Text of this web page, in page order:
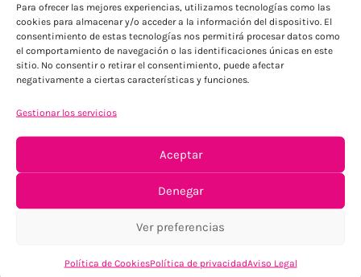
Para ofrecer las mejores experiencias, utilizamos tecnologías como las
cookies para almacenar y/o acceder a la información del dispositivo. El
consentimiento de estas tecnologías nos permitirá procesar datos como
el comportamiento de navegación o las identificaciones únicas en este
sitio. No consentir o retirar el consentimiento, puede afectar
negativamente a ciertas características y funciones.
Gestionar los servicios
Aceptar
Denegar
Ver preferencias
Política de CookiesPolítica de privacidadAviso Legal
ENVÍOS ECONÓMICOS
Tu confianza, nuestro objetivo